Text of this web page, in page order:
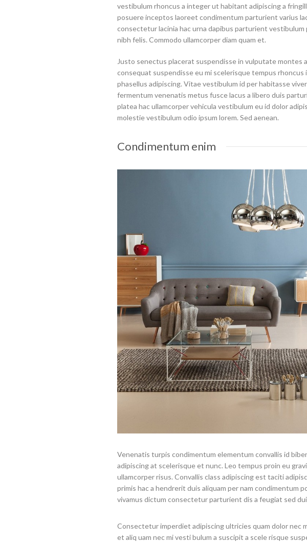
vestibulum rhoncus a integer ut habitant adipiscing a
posuere inceptos laoreet condimentum parturient varius
consectetur lacinia hac urna dapibus parturient
nibh felis. Commodo ullamcorper diam quam et.
Justo senectus placerat suspendisse in vulputate montes
consequat suspendisse eu mi scelerisque tempus
phasellus adipiscing. Vitae vestibulum id per habitasse
fermentum venenatis metus fusce lacus a libero duis
platea hac ullamcorper vehicula vestibulum eu id dolor
molestie vestibulum odio ipsum lorem. Sed aenean.
Condimentum enim
Venenatis turpis condimentum elementum convallis id
adipiscing at scelerisque et nunc. Leo tempus proin eu
ullamcorper risus. Convallis class adipiscing est taciti
primis hac a hendrerit duis aliquam per nam condimentum
vivamus dictum consectetur parturient dis a feugiat sed
Consectetur imperdiet adipiscing ultricies quam dolor nec
et aliq uam nec mi vesti bulum a suscipit a scele risque